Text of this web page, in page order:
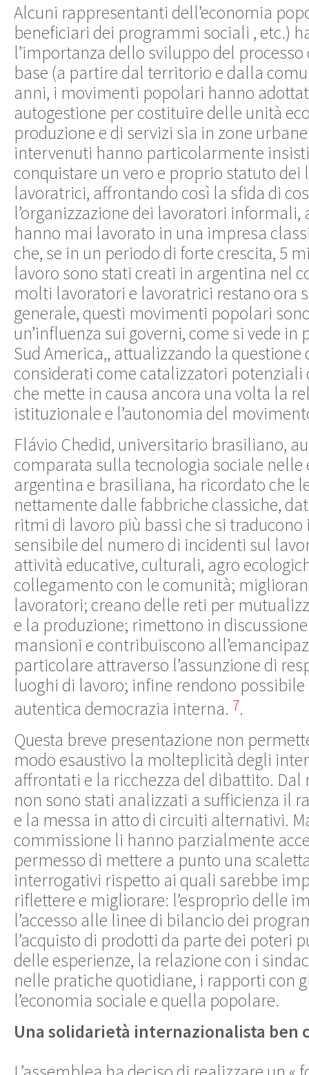
Alcuni rappresentanti dell’economia
beneficiari dei programmi sociali , etc.)
l’importanza dello sviluppo del
base (a partire dal territorio e dalla
anni, i movimenti popolari hanno
autogestione per costituire delle unità
produzione e di servizi sia in zone
intervenuti hanno particolarmente
conquistare un vero e proprio statuto dei
lavoratrici, affrontando così la sfida di
l’organizzazione dei lavoratori
hanno mai lavorato in una impresa
che, se in un periodo di forte crescita, 5
lavoro sono stati creati in argentina nel
molti lavoratori e lavoratrici restano ora
generale, questi movimenti popolari
un’influenza sui governi, come si vede in
Sud America,, attualizzando la
considerati come catalizzatori potenziali
che mette in causa ancora una volta la
istituzionale e l’autonomia del
Flávio Chedid, universitario brasiliano,
comparata sulla tecnologia sociale nelle
argentina e brasiliana, ha ricordato che
nettamente dalle fabbriche classiche,
ritmi di lavoro più bassi che si
sensibile del numero di incidenti sul
attività educative, culturali, agro
collegamento con le comunità;
lavoratori; creano delle reti per
e la produzione; rimettono in
mansioni e contribuiscono
particolare attraverso l’assunzione di
luoghi di lavoro; infine rendono possibile
autentica democrazia interna. 7.
Questa breve presentazione non
modo esaustivo la molteplicità degli
affrontati e la ricchezza del dibattito. Dal
non sono stati analizzati a sufficienza il
e la messa in atto di circuiti alternativi.
commissione li hanno parzialmente
permesso di mettere a punto una
interrogativi rispetto ai quali sarebbe
riflettere e migliorare: l’esproprio delle
l’accesso alle linee di bilancio dei
l’acquisto di prodotti da parte dei poteri
delle esperienze, la relazione con i
nelle pratiche quotidiane, i rapporti con
l’economia sociale e quella popolare.
Una solidarietà internazionalista ben